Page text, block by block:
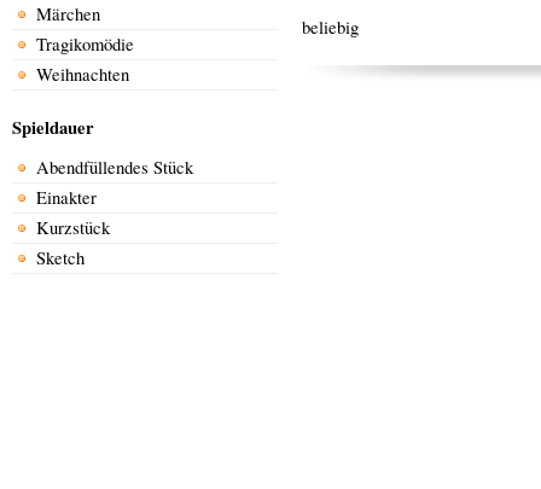
Märchen
Tragikomödie
Weihnachten
Spieldauer
Abendfüllendes Stück
Einakter
Kurzstück
Sketch
beliebig